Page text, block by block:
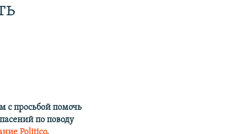
с просьбой помочь
по поводу